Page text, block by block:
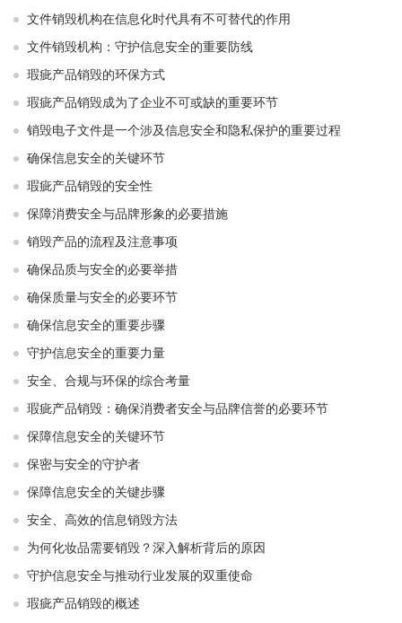
文件销毁机构在信息化时代具有不可替代的作用
文件销毁机构：守护信息安全的重要防线
瑕疵产品销毁的环保方式
瑕疵产品销毁成为了企业不可或缺的重要环节
销毁电子文件是一个涉及信息安全和隐私保护的重要过程
确保信息安全的关键环节
瑕疵产品销毁的安全性
保障消费安全与品牌形象的必要措施
销毁产品的流程及注意事项
确保品质与安全的必要举措
确保质量与安全的必要环节
确保信息安全的重要步骤
守护信息安全的重要力量
安全、合规与环保的综合考量
瑕疵产品销毁：确保消费者安全与品牌信誉的必要环节
保障信息安全的关键环节
保密与安全的守护者
保障信息安全的关键步骤
安全、高效的信息销毁方法
为何化妆品需要销毁？深入解析背后的原因
守护信息安全与推动行业发展的双重使命
瑕疵产品销毁的概述